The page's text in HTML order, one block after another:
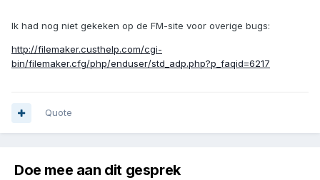
Ik had nog niet gekeken op de FM-site voor overige bugs:
http://filemaker.custhelp.com/cgi-
bin/filemaker.cfg/php/enduser/std_adp.php?p_faqid=6217
Quote
Doe mee aan dit gesprek